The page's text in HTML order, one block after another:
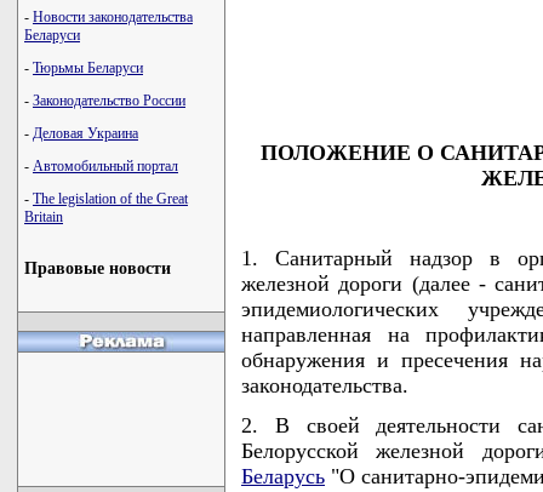
- Новости законодательства
Беларуси
- Тюрьмы Беларуси
- Законодательство России
- Деловая Украина
- Автомобильный портал
- The legislation of the Great
Britain
Правовые новости
ПОЛОЖЕНИЕ О
1. Санитарный надзор в
железной дороги (далее -
эпидемиологических
направленная на
обнаружения и пресечения
законодательства.
2. В своей деятельности
Белорусской железной
Беларусь "О санитарно-